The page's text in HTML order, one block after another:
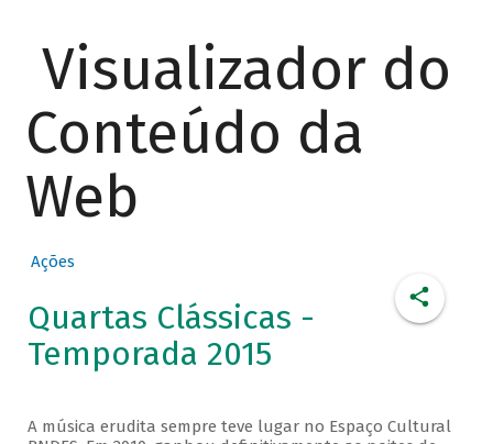
Visualizador do
Conteúdo da
Web
Ações
Quartas Clássicas -
Temporada 2015
A música erudita sempre teve lugar no Espaço Cultural